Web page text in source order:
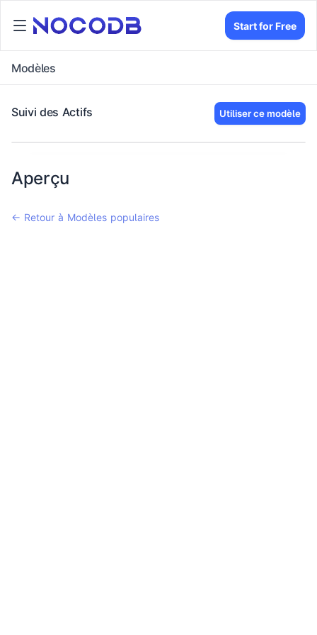
Start for Free
Modèles
Suivi des Actifs Utiliser ce modèle
Aperçu
← Retour à Modèles populaires